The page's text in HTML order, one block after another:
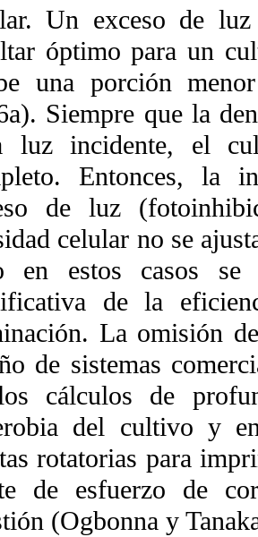
Un exceso de
óptimo para un
una porción
Siempre que la
luz incidente, el
Entonces, la
de luz
celular no se
en estos casos se
de la
La omisión
de sistemas
cálculos de
del cultivo y
rotatorias para
de esfuerzo de
(Ogbonna y